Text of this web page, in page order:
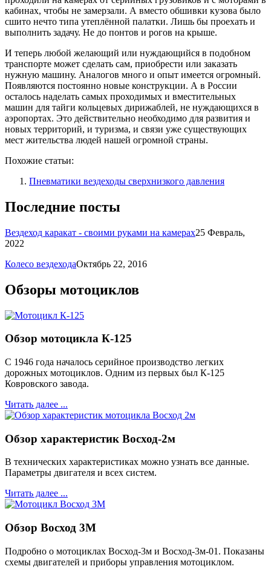
кабинах, чтобы не замерзали. А вместо обшивки кузова было
сшито нечто типа утеплённой палатки. Лишь бы проехать и
выполнить задачу. Не до понтов и рогов на крыше.
И теперь любой желающий или нуждающийся в подобном
транспорте может сделать сам, приобрести или заказать
нужную машину. Аналогов много и опыт имеется огромный.
Появляются постоянно новые конструкции. А в России
осталось наделать самых проходимых и вместительных
машин для тайги кольцевых дирижаблей, не нуждающихся в
аэропортах. Это действительно необходимо для развития и
новых территорий, и туризма, и связи уже существующих
мест жительства людей нашей огромной страны.
Похожие статьи:
Пневматики вездеходы сверхнизкого давления
Последние посты
Вездеход каракат - своими руками на камерах25 Февраль,
2022
Колесо вездеходаОктябрь 22, 2016
Обзоры мотоциклов
Обзор мотоцикла К-125
С 1946 года началось серийное производство легких
дорожных мотоциклов. Одним из первых был К-125
Ковровского завода.
Читать далее ...
Обзор характеристик Восход-2м
В технических характеристиках можно узнать все данные.
Параметры двигателя и всех систем.
Читать далее ...
Обзор Восход 3М
Подробно о мотоциклах Восход-3м и Восход-3м-01. Показаны
схемы двигателей и приборы управления мотоциклом.